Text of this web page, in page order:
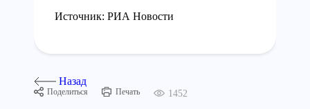
Источник: РИА Новости
Назад
Поделиться Печать 1452